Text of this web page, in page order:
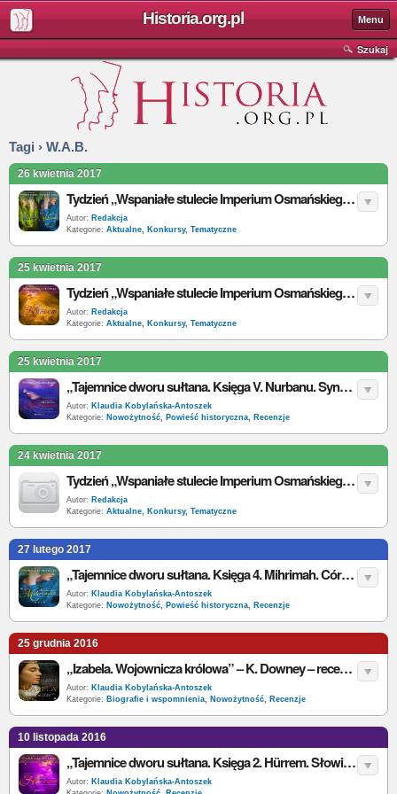
Historia.org.pl Menu
Szukaj
Tagi › W.A.B.
26 kwietnia 2017
Tydzień „Wspaniałe stulecie Imperium Osmańskiego” - do wygrania: zestaw „Mihrimah”
Autor: Redakcja
Kategorie: Aktualne, Konkursy, Tematyczne
25 kwietnia 2017
Tydzień „Wspaniałe stulecie Imperium Osmańskiego” - do wygrania: zestaw „Hürrem”
Autor: Redakcja
Kategorie: Aktualne, Konkursy, Tematyczne
25 kwietnia 2017
„Tajemnice dworu sułtana. Księga V. Nurbanu. Synowa odaliski” – D. Altınyeleklioğlu – recenzja
Autor: Klaudia Kobylańska-Antoszek
Kategorie: Nowożytność, Powieść historyczna, Recenzje
24 kwietnia 2017
Tydzień „Wspaniałe stulecie Imperium Osmańskiego” - do wygrania: „Nurbanu. Księga V”
Autor: Redakcja
Kategorie: Aktualne, Konkursy, Tematyczne
27 lutego 2017
„Tajemnice dworu sułtana. Księga 4. Mihrimah. Córka odaliski” – D. Altinyelekligolu – recenzja
Autor: Klaudia Kobylańska-Antoszek
Kategorie: Nowożytność, Powieść historyczna, Recenzje
25 grudnia 2016
„Izabela. Wojownicza królowa” – K. Downey – recenzja
Autor: Klaudia Kobylańska-Antoszek
Kategorie: Biografie i wspomnienia, Nowożytność, Recenzje
10 listopada 2016
„Tajemnice dworu sułtana. Księga 2. Hürrem. Słowiańska odaliska” - D. Altinyeleklioglu – recenzja
Autor: Klaudia Kobylańska-Antoszek